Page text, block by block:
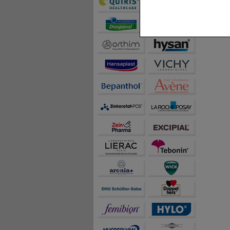
Diese
beispielsweise für
Inhalte anzuzeigen
Statistik & Tracking:
sammeln, mit deren
auch die Werbung
teilweise an Dritte wie